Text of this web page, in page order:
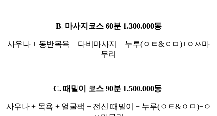
B. 마사지코스 60분 1.300.000동
사우나 + 동반목욕 + 다비마사지 + 누루(ㅇㅌ&ㅇㅁ)+ㅇㅆ마
무리
C. 때밀이 코스 90분 1.500.000동
사우나 + 목욕 + 얼굴팩 + 전신 때밀이 + 누루(ㅇㅌ&ㅇㅁ)+ㅇ